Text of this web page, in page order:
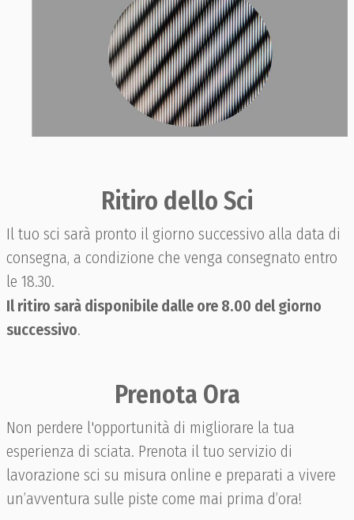
Ritiro dello Sci
Il tuo sci sarà pronto il giorno successivo alla data di
consegna, a condizione che venga consegnato entro
le 18.30.
Il ritiro sarà disponibile dalle ore 8.00 del giorno
successivo.
Prenota Ora
Non perdere l'opportunità di migliorare la tua
esperienza di sciata. Prenota il tuo servizio di
lavorazione sci su misura online e preparati a vivere
un’avventura sulle piste come mai prima d’ora!